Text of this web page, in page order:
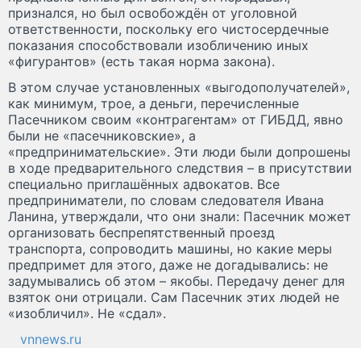
признался, но был освобождён от уголовной
ответственности, поскольку его чистосердечные
показания способствовали изобличению иных
«фигурантов» (есть такая норма закона).
В этом случае установленных «выгодополучателей»,
как минимум, трое, а деньги, перечисленные
Пасечником своим «контрагентам» от ГИБДД, явно
были не «пасечниковские», а
«предпринимательские». Эти люди были допрошены
в ходе предварительного следствия – в присутствии
специально приглашённых адвокатов. Все
предприниматели, по словам следователя Ивана
Ланина, утверждали, что они знали: Пасечник может
организовать беспрепятственный проезд
транспорта, сопроводить машины, но какие меры
предпримет для этого, даже не догадывались: не
задумывались об этом – якобы. Передачу денег для
взяток они отрицали. Сам Пасечник этих людей не
«изобличил». Не «сдал».
vnnews.ru